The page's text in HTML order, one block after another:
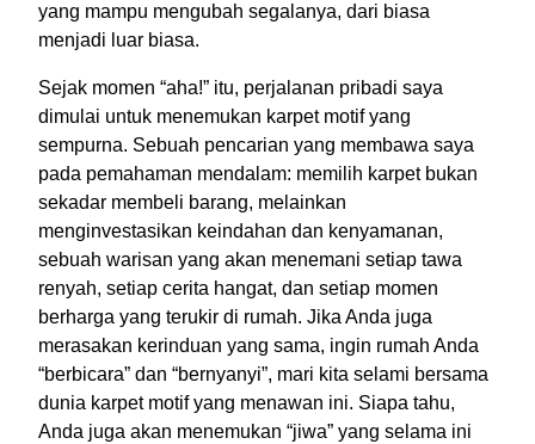
yang mampu mengubah segalanya, dari biasa
menjadi luar biasa.
Sejak momen “aha!” itu, perjalanan pribadi saya
dimulai untuk menemukan karpet motif yang
sempurna. Sebuah pencarian yang membawa saya
pada pemahaman mendalam: memilih karpet bukan
sekadar membeli barang, melainkan
menginvestasikan keindahan dan kenyamanan,
sebuah warisan yang akan menemani setiap tawa
renyah, setiap cerita hangat, dan setiap momen
berharga yang terukir di rumah. Jika Anda juga
merasakan kerinduan yang sama, ingin rumah Anda
“berbicara” dan “bernyanyi”, mari kita selami bersama
dunia karpet motif yang menawan ini. Siapa tahu,
Anda juga akan menemukan “jiwa” yang selama ini